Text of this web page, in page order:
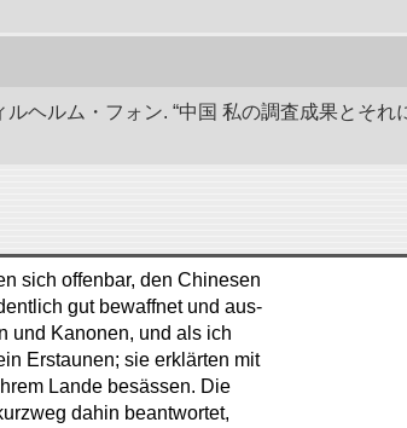
ヘルム・フォン. “中国 私の調査成果とそ
sich offenbar, den Chinesen
gut bewaffnet und aus-
und Kanonen, und als ich
Erstaunen; sie erklärten mit
Lande besässen. Die
dahin beantwortet,